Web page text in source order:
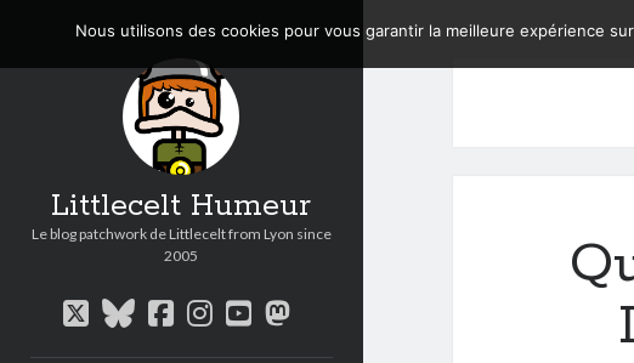
Littlecelt Humeur
Le blog patchwork de Littlecelt from Lyon since
2005
twitterbluesky
facebook
instagram
youtube
mastodon
Nous utilisons des cookies pour vous garantir la meilleure expérience